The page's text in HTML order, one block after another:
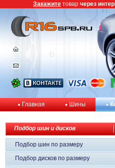
Главная Шины
Подбор шин и дисков
Подбор шин по размеру
Подбор дисков по размеру
Закажите товар через